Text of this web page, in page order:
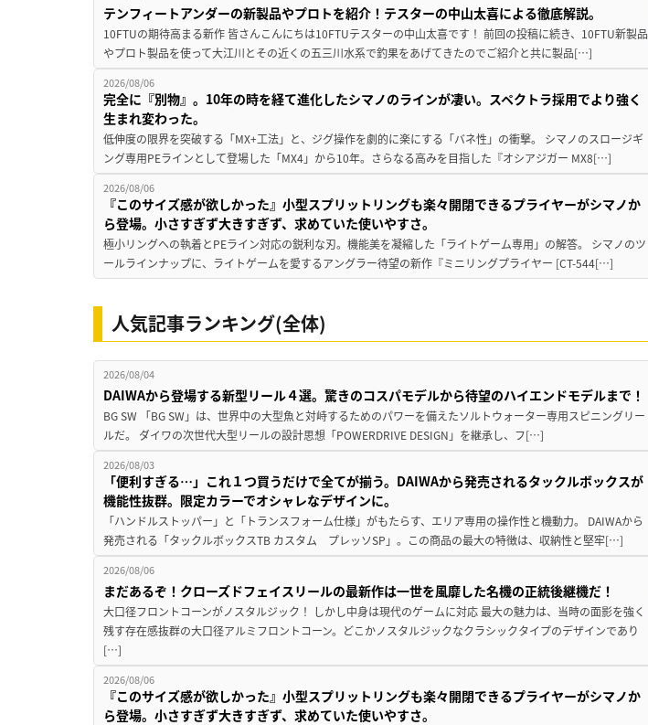
テンフィートアンダーの新製品やプロトを紹介！テスターの中山太喜による徹底解説。
10FTUの期待高まる新作 皆さんこんにちは10FTUテスターの中山太喜です！ 前回の投稿に続き、10FTU新製品
やプロト製品を使って大江川とその近くの五三川水系で釣果をあげてきたのでご紹介と共に製品[…]
2026/08/06
完全に『別物』。10年の時を経て進化したシマノのラインが凄い。スペクトラ採用でより強く
生まれ変わった。
低伸度の限界を突破する「MX+工法」と、ジグ操作を劇的に楽にする「バネ性」の衝撃。 シマノのスロージギ
ング専用PEラインとして登場した「MX4」から10年。さらなる高みを目指した『オシアジガー MX8[…]
2026/08/06
『このサイズ感が欲しかった』小型スプリットリングも楽々開閉できるプライヤーがシマノか
ら登場。小さすぎず大きすぎず、求めていた使いやすさ。
極小リングへの執着とPEライン対応の鋭利な刃。機能美を凝縮した「ライトゲーム専用」の解答。 シマノのツ
ールラインナップに、ライトゲームを愛するアングラー待望の新作『ミニリングプライヤー [CT-544[…]
人気記事ランキング(全体)
2026/08/04
DAIWAから登場する新型リール４選。驚きのコスパモデルから待望のハイエンドモデルまで！
BG SW 「BG SW」は、世界中の大型魚と対峙するためのパワーを備えたソルトウォーター専用スピニングリー
ルだ。 ダイワの次世代大型リールの設計思想「POWERDRIVE DESIGN」を継承し、フ[…]
2026/08/03
「便利すぎる…」これ１つ買うだけで全てが揃う。DAIWAから発売されるタックルボックスが
機能性抜群。限定カラーでオシャレなデザインに。
「ハンドルストッパー」と「トランスフォーム仕様」がもたらす、エリア専用の操作性と機動力。 DAIWAから
発売される「タックルボックスTB カスタム プレッソSP」。この商品の最大の特徴は、収納性と堅牢[…]
2026/08/06
まだあるぞ！クローズドフェイスリールの最新作は一世を風靡した名機の正統後継機だ！
大口径フロントコーンがノスタルジック！ しかし中身は現代のゲームに対応 最大の魅力は、当時の面影を強く
残す存在感抜群の大口径アルミフロントコーン。どこかノスタルジックなクラシックタイプのデザインであり
[…]
2026/08/06
『このサイズ感が欲しかった』小型スプリットリングも楽々開閉できるプライヤーがシマノか
ら登場。小さすぎず大きすぎず、求めていた使いやすさ。